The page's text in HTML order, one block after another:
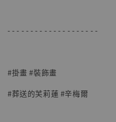
- - - - - - - - - - - - - - - - - - - -
#掛畫 #裝飾畫
#葬送的芙莉蓮 #辛梅爾